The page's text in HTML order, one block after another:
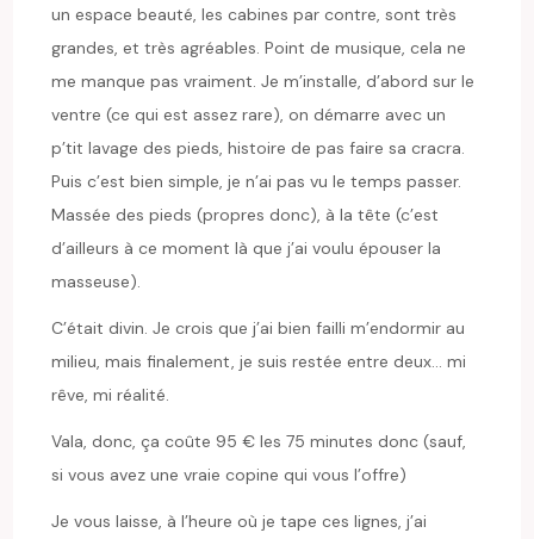
un espace beauté, les cabines par contre, sont très
grandes, et très agréables. Point de musique, cela ne
me manque pas vraiment. Je m’installe, d’abord sur le
ventre (ce qui est assez rare), on démarre avec un
p’tit lavage des pieds, histoire de pas faire sa cracra.
Puis c’est bien simple, je n’ai pas vu le temps passer.
Massée des pieds (propres donc), à la tête (c’est
d’ailleurs à ce moment là que j’ai voulu épouser la
masseuse).
C’était divin. Je crois que j’ai bien failli m’endormir au
milieu, mais finalement, je suis restée entre deux… mi
rêve, mi réalité.
Vala, donc, ça coûte 95 € les 75 minutes donc (sauf,
si vous avez une vraie copine qui vous l’offre)
Je vous laisse, à l’heure où je tape ces lignes, j’ai